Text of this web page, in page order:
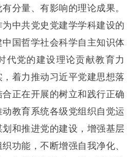
分量、有影响的理论成果。
中共党史党建学学科建设的
国哲学社会科学自主知识体
代党的建设理论贡献教育力
着力推动习近平党建思想落
正在开展的树立和践行正确
教育系统各级党组织自觉运
和推进党的建设，增强基层
功能，不断增强自我净化、